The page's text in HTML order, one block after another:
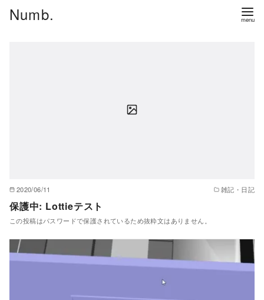
Numb.
2020/06/11 雑記・日記
保護中: Lottieテスト
この投稿はパスワードで保護されているため抜粋文はありません。